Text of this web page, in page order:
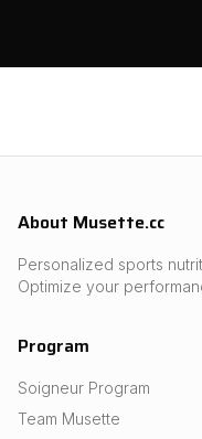
About Musette.cc
Personalized sports
Optimize your
Program
Soigneur Program
Team Musette